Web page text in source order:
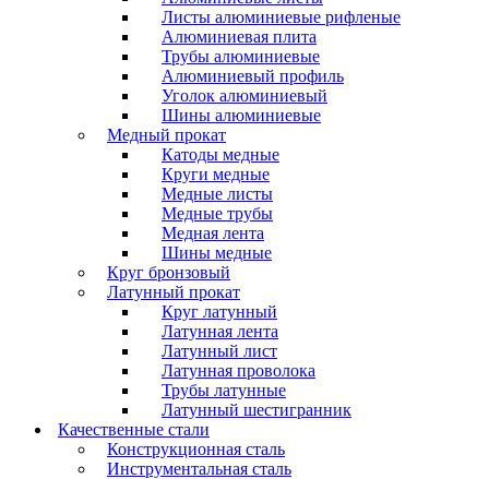
Листы алюминиевые рифленые
Алюминиевая плита
Трубы алюминиевые
Алюминиевый профиль
Уголок алюминиевый
Шины алюминиевые
Медный прокат
Катоды медные
Круги медные
Медные листы
Медные трубы
Медная лента
Шины медные
Круг бронзовый
Латунный прокат
Круг латунный
Латунная лента
Латунный лист
Латунная проволока
Трубы латунные
Латунный шестигранник
Качественные стали
Конструкционная сталь
Инструментальная сталь